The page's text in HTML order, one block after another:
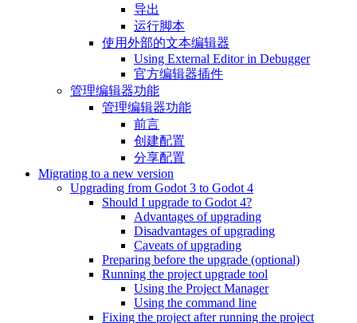
导出
运行脚本
使用外部的文本编辑器
Using External Editor in Debugger
官方编辑器插件
管理编辑器功能
管理编辑器功能
前言
创建配置
分享配置
Migrating to a new version
Upgrading from Godot 3 to Godot 4
Should I upgrade to Godot 4?
Advantages of upgrading
Disadvantages of upgrading
Caveats of upgrading
Preparing before the upgrade (optional)
Running the project upgrade tool
Using the Project Manager
Using the command line
Fixing the project after running the project